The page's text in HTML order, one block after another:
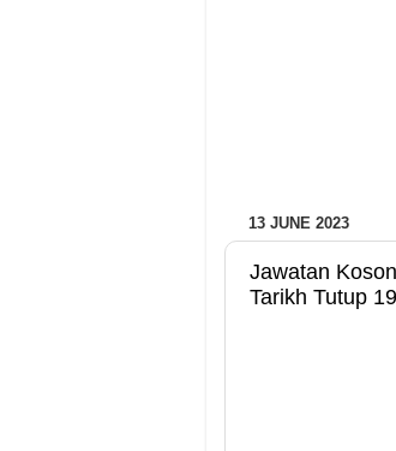
13 JUNE 2023
Jawatan
Tarikh Tutup